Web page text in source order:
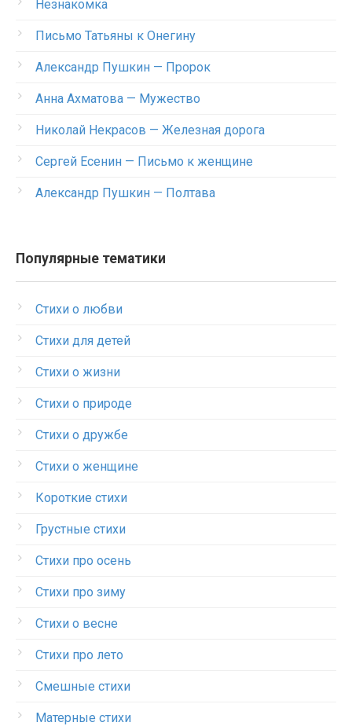
Незнакомка
Письмо Татьяны к Онегину
Александр Пушкин — Пророк
Анна Ахматова — Мужество
Николай Некрасов — Железная дорога
Сергей Есенин — Письмо к женщине
Александр Пушкин — Полтава
Популярные тематики
Стихи о любви
Стихи для детей
Стихи о жизни
Стихи о природе
Стихи о дружбе
Стихи о женщине
Короткие стихи
Грустные стихи
Стихи про осень
Стихи про зиму
Стихи о весне
Стихи про лето
Смешные стихи
Матерные стихи